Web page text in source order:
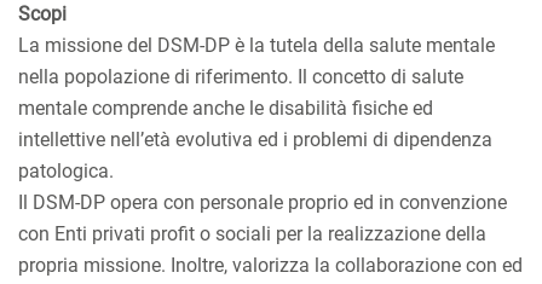
Scopi
La missione del DSM-DP è la tutela della salute mentale
nella popolazione di riferimento. Il concetto di salute
mentale comprende anche le disabilità fisiche ed
intellettive nell’età evolutiva ed i problemi di dipendenza
patologica.
Il DSM-DP opera con personale proprio ed in convenzione
con Enti privati profit o sociali per la realizzazione della
propria missione. Inoltre, valorizza la collaborazione con ed